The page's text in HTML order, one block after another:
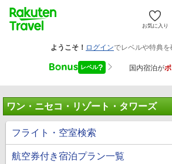
お気に入り
ワン・ニセコ・リゾート・タワーズ
フライト・空室検索
航空券付き宿泊プラン一覧